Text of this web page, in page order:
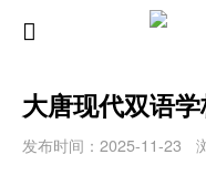
大唐现代双语
发布时间：2025-11-23